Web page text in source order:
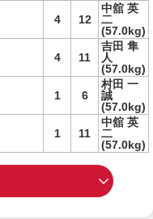
4 12
中舘 英
二
(57.0kg)
4 11
吉田 隼
人
(57.0kg)
1 6
村田 一
誠
(57.0kg)
1 11
中舘 英
二
(57.0kg)